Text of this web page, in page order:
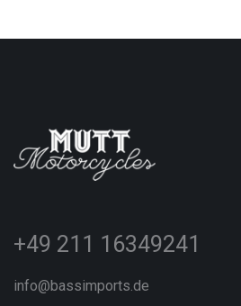
+49 211 16349241
info@bassimports.de